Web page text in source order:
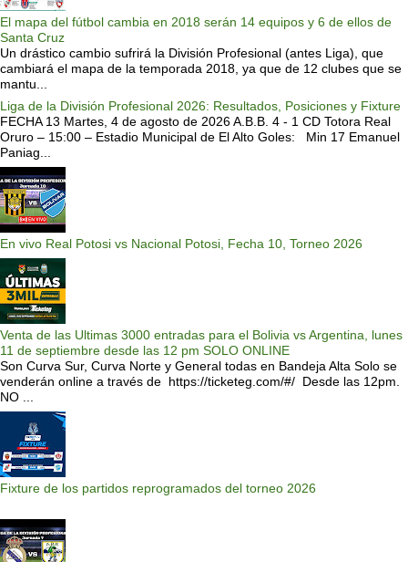
El mapa del fútbol cambia en 2018 serán 14 equipos y 6 de ellos de
Santa Cruz
Un drástico cambio sufrirá la División Profesional (antes Liga), que
cambiará el mapa de la temporada 2018, ya que de 12 clubes que se
mantu...
Liga de la División Profesional 2026: Resultados, Posiciones y Fixture
FECHA 13 Martes, 4 de agosto de 2026 A.B.B. 4 - 1 CD Totora Real
Oruro – 15:00 – Estadio Municipal de El Alto Goles: Min 17 Emanuel
Paniag...
En vivo Real Potosi vs Nacional Potosi, Fecha 10, Torneo 2026
Venta de las Ultimas 3000 entradas para el Bolivia vs Argentina, lunes
11 de septiembre desde las 12 pm SOLO ONLINE
Son Curva Sur, Curva Norte y General todas en Bandeja Alta Solo se
venderán online a través de https://ticketeg.com/#/ Desde las 12pm.
NO ...
Fixture de los partidos reprogramados del torneo 2026